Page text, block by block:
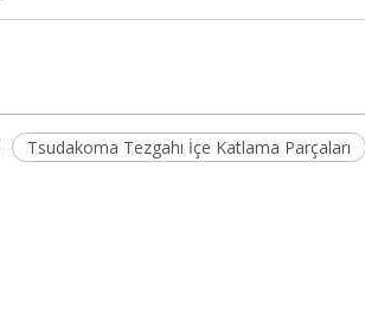
Tsudakoma Tezgahı İçe Katlama Parçaları